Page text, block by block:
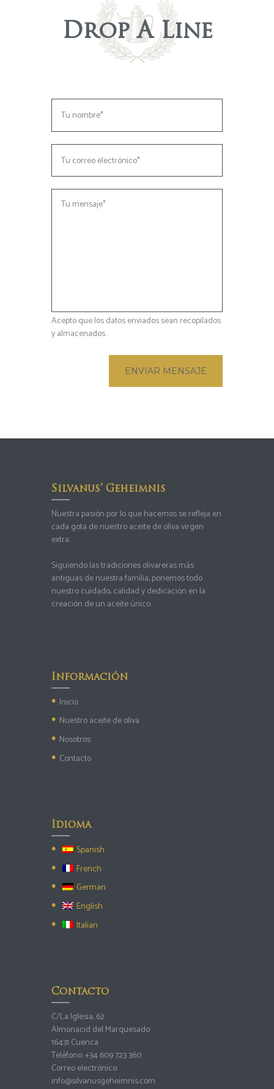
Drop A Line
Acepto que los datos enviados sean recopilados
y almacenados.
Silvanus’ Geheimnis
Nuestra pasión por lo que hacemos se refleja en
cada gota de nuestro aceite de oliva virgen
extra.
Siguiendo las tradiciones olivareras más
antiguas de nuestra familia, ponemos todo
nuestro cuidado, calidad y dedicación en la
creación de un aceite único.
Información
Inicio
Nuestro aceite de oliva
Nosotros
Contacto
Idioma
Spanish
French
German
English
Italian
Contacto
C/La Iglesia, 62
Almonacid del Marquesado
16431 Cuenca
Teléfono:+34 609 723 360
Correo electrónico:
info@silvanusgeheimnis.com